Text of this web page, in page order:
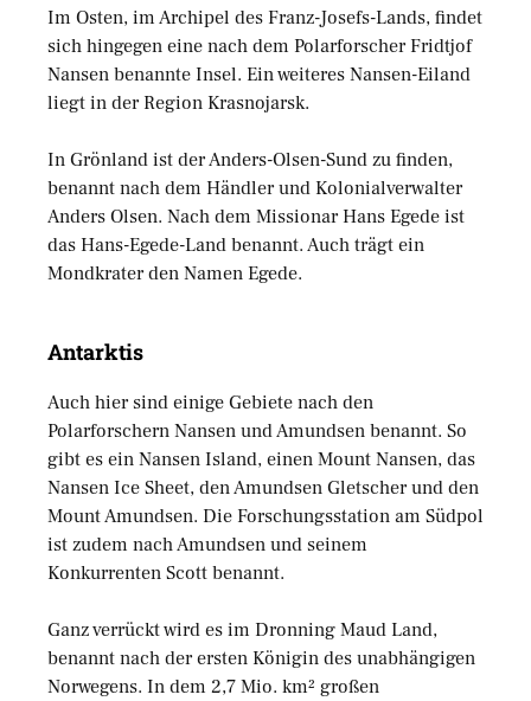
Im Osten, im Archipel des Franz-Josefs-Lands, findet
sich hingegen eine nach dem Polarforscher Fridtjof
Nansen benannte Insel. Ein weiteres Nansen-Eiland
liegt in der Region Krasnojarsk.
In Grönland ist der Anders-Olsen-Sund zu finden,
benannt nach dem Händler und Kolonialverwalter
Anders Olsen. Nach dem Missionar Hans Egede ist
das Hans-Egede-Land benannt. Auch trägt ein
Mondkrater den Namen Egede.
Antarktis
Auch hier sind einige Gebiete nach den
Polarforschern Nansen und Amundsen benannt. So
gibt es ein Nansen Island, einen Mount Nansen, das
Nansen Ice Sheet, den Amundsen Gletscher und den
Mount Amundsen. Die Forschungsstation am Südpol
ist zudem nach Amundsen und seinem
Konkurrenten Scott benannt.
Ganz verrückt wird es im Dronning Maud Land,
benannt nach der ersten Königin des unabhängigen
Norwegens. In dem 2,7 Mio. km² großen